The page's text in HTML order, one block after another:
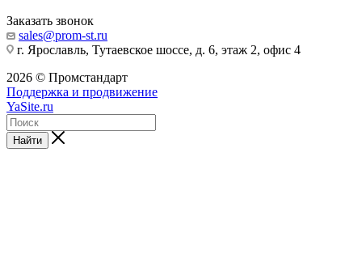
Заказать звонок
sales@prom-st.ru
г. Ярославль, Тутаевское шоссе, д. 6, этаж 2, офис 4
2026 © Промстандарт
Поддержка и продвижение
YaSite.ru
Найти